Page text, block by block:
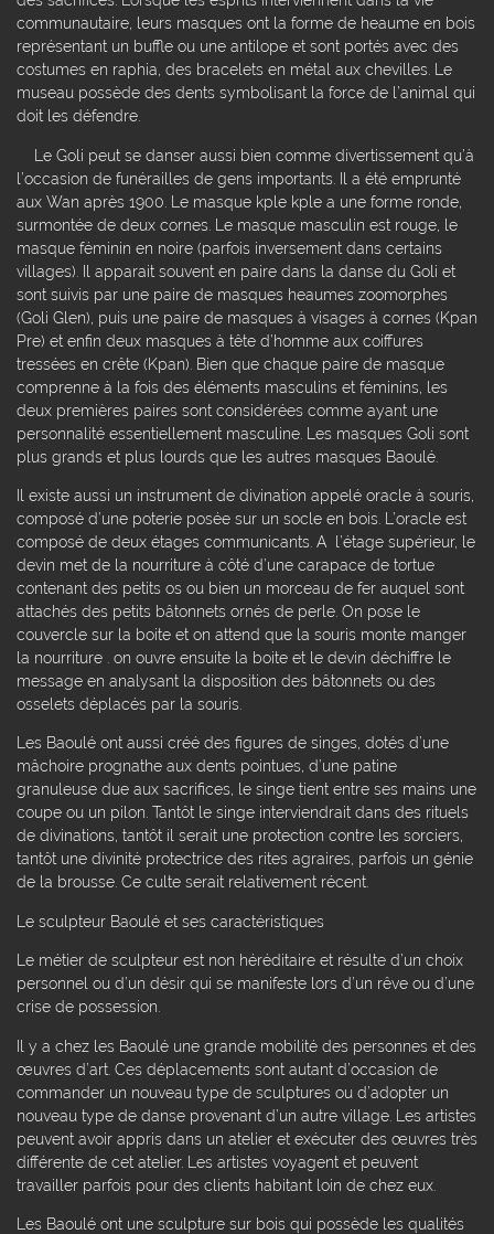
communautaire, leurs masques ont la forme de heaume en bois
représentant un buffle ou une antilope et sont portés avec des
costumes en raphia, des bracelets en métal aux chevilles. Le
museau possède des dents symbolisant la force de l’animal qui
doit les défendre.
Le Goli peut se danser aussi bien comme divertissement qu’à
l’occasion de funérailles de gens importants. Il a été emprunté
aux Wan après 1900. Le masque kple kple a une forme ronde,
surmontée de deux cornes. Le masque masculin est rouge, le
masque féminin en noire (parfois inversement dans certains
villages). Il apparait souvent en paire dans la danse du Goli et
sont suivis par une paire de masques heaumes zoomorphes
(Goli Glen), puis une paire de masques à visages à cornes (Kpan
Pre) et enfin deux masques à tête d’homme aux coiffures
tressées en crête (Kpan). Bien que chaque paire de masque
comprenne à la fois des éléments masculins et féminins, les
deux premières paires sont considérées comme ayant une
personnalité essentiellement masculine. Les masques Goli sont
plus grands et plus lourds que les autres masques Baoulé.
Il existe aussi un instrument de divination appelé oracle à souris,
composé d’une poterie posée sur un socle en bois. L’oracle est
composé de deux étages communicants. A l’étage supérieur, le
devin met de la nourriture à côté d’une carapace de tortue
contenant des petits os ou bien un morceau de fer auquel sont
attachés des petits bâtonnets ornés de perle. On pose le
couvercle sur la boite et on attend que la souris monte manger
la nourriture . on ouvre ensuite la boite et le devin déchiffre le
message en analysant la disposition des bâtonnets ou des
osselets déplacés par la souris.
Les Baoulé ont aussi créé des figures de singes, dotés d’une
mâchoire prognathe aux dents pointues, d’une patine
granuleuse due aux sacrifices, le singe tient entre ses mains une
coupe ou un pilon. Tantôt le singe interviendrait dans des rituels
de divinations, tantôt il serait une protection contre les sorciers,
tantôt une divinité protectrice des rites agraires, parfois un génie
de la brousse. Ce culte serait relativement récent.
Le sculpteur Baoulé et ses caractéristiques
Le métier de sculpteur est non héréditaire et résulte d’un choix
personnel ou d’un désir qui se manifeste lors d’un rêve ou d’une
crise de possession.
Il y a chez les Baoulé une grande mobilité des personnes et des
œuvres d’art. Ces déplacements sont autant d’occasion de
commander un nouveau type de sculptures ou d’adopter un
nouveau type de danse provenant d’un autre village. Les artistes
peuvent avoir appris dans un atelier et exécuter des œuvres très
différente de cet atelier. Les artistes voyagent et peuvent
travailler parfois pour des clients habitant loin de chez eux.
Les Baoulé ont une sculpture sur bois qui possède les qualités